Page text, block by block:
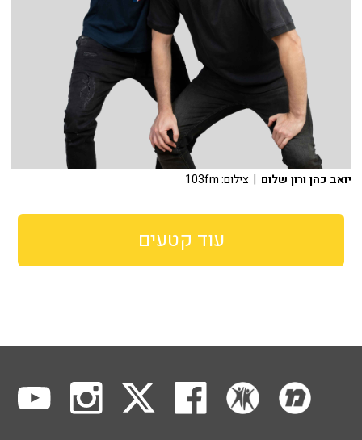
יואב כהן ורון שלום | צילום: 103fm
עוד קטעים